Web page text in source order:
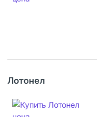
Лотонел